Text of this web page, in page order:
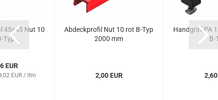
45x45 Nut 10
Typ...
EUR
EUR / lfm
Abdeckprofil Nut 10 rot B-Typ
2000 mm
2,00 EUR
Handgriff PA
B-
2,60